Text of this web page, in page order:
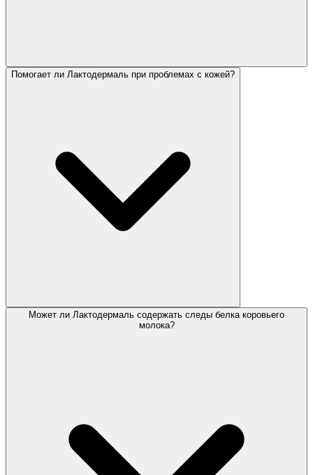
Помогает ли Лактодермаль при проблемах с кожей?
Может ли Лактодермаль содержать следы белка коровьего
молока?